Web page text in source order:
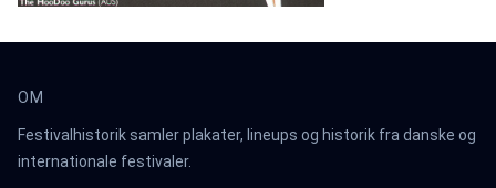
OM
Festivalhistorik samler plakater, lineups og historik fra danske og
internationale festivaler.